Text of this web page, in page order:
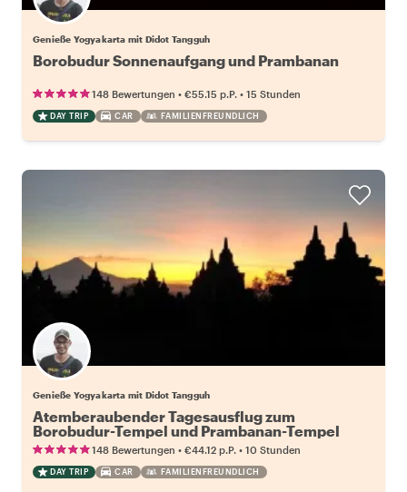
Genieße Yogyakarta mit Didot Tangguh
Borobudur Sonnenaufgang und Prambanan
148 Bewertungen • €55.15 p.P. • 15 Stunden
DAY TRIP CAR FAMILIENFREUNDLICH
Genieße Yogyakarta mit Didot Tangguh
Atemberaubender Tagesausflug zum
Borobudur-Tempel und Prambanan-Tempel
148 Bewertungen • €44.12 p.P. • 10 Stunden
DAY TRIP CAR FAMILIENFREUNDLICH